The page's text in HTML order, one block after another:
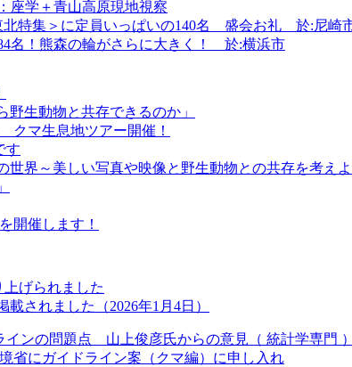
座学＋青山高原現地視察
特集＞に定員いっぱいの140名 盛会お礼 於:尼崎
名！熊森の輪がさらに大きく！ 於:横浜市
野生動物と共存できるのか」
クマ生息地ツアー開催！
す
界～美しい写真や映像と野生動物との共存を考えよ
開催します！
げられました
されました（2026年1月4日）
ンの問題点 山上俊彦氏からの意見（ 統計学専門 ）
省にガイドライン案（クマ編）に申し入れ